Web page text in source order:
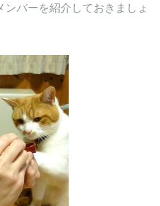
バーを紹介しておきましょ